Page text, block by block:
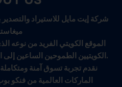
الموقع الكويتي الفريد من
الكويتيين الطموحين الساعين إلى التميز في عالم التجارة الحديثة.
نقدم تجربة تسوق آمنة
الماركات العالمية من فنكو